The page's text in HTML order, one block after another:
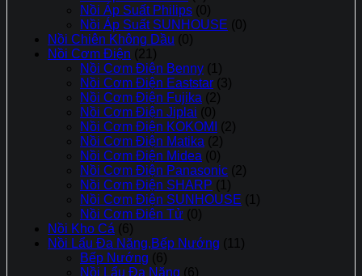
Nồi Áp Suất Philips (0)
Nồi Áp Suất SUNHOUSE (0)
Nồi Chiên Không Dầu (0)
Nồi Cơm Điện (21)
Nồi Cơm Điện Benny (1)
Nồi Cơm Điện Eaststar (3)
Nồi Cơm Điện Fujika (2)
Nồi Cơm Điện Jiplai (0)
Nồi Cơm Điện KOKOMI
(2)
Nồi Cơm Điện Matika (2)
Nồi Cơm Điện Midea (0)
Nồi Cơm Điện Panasonic (2)
Nồi Cơm Điện SHARP (1)
Nồi Cơm Điện SUNHOUSE (1)
Nồi Cơm Điên Tử (0)
Nồi Kho Cá (6)
Nồi Lẩu Đa Năng,Bếp Nướng (11)
Bếp Nướng (6)
Nồi Lẩu Đa Năng (6)